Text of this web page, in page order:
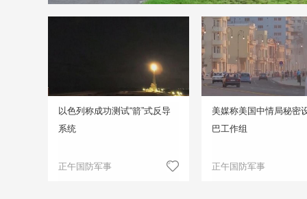
以色列称成功测试“箭”式反导
系统
正午国防军事
美媒称美国中情局秘密
巴工作组
正午国防军事